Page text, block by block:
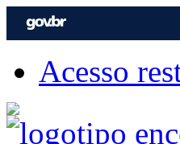
Acesso